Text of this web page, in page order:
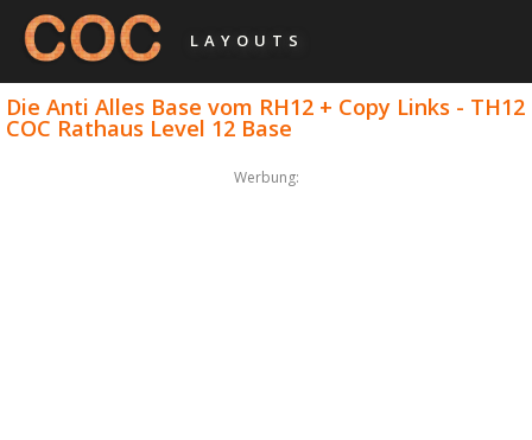
LAYOUTS
Die Anti Alles Base vom RH12 + Copy Links - TH12
COC Rathaus Level 12 Base
Werbung: